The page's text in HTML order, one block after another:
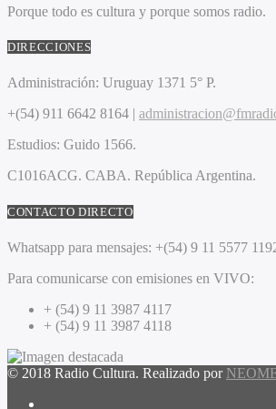
Porque todo es cultura y porque somos radio.
DIRECCIONES
Administración: Uruguay 1371 5° P.
+(54) 911 6642 8164 |
Estudios: Guido 1566.
C1016ACG. CABA. República Argentina.
CONTACTO DIRECTO
Whatsapp para mensajes: +(54) 9 11 5577
Para comunicarse con emisiones en VIVO:
+ (54) 9 11 3987 4117
+ (54) 9 11 3987 4118
© 2018 Radio Cultura. Realizado por